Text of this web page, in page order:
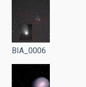
BIA_0006